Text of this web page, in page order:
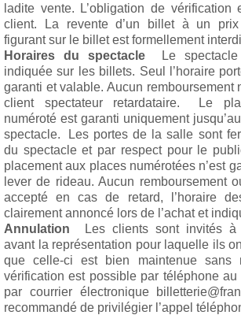
ladite vente. L’obligation de
client. La revente d’un billet à un
figurant sur le billet est formellement
Horaires du spectacle Le spectacle
indiquée sur les billets. Seul l’horaire
garanti et valable. Aucun remboursement
client spectateur retardataire. Le
numéroté est garanti uniquement
spectacle. Les portes de la salle sont
du spectacle et par respect pour le
placement aux places numérotées n’est
lever de rideau. Aucun remboursement
accepté en cas de retard, l’horaire
clairement annoncé lors de l’achat et
Annulation
Les clients sont invités à
avant la représentation pour laquelle ils
que celle-ci est bien maintenue sans
vérification est possible par téléphone
par courrier électronique
recommandé de privilégier l’appel